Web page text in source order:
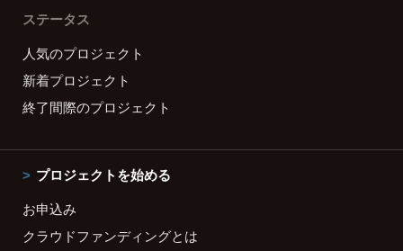
ステータス
人気のプロジェクト
新着プロジェクト
終了間際のプロジェクト
プロジェクトを始める
お申込み
クラウドファンディングとは